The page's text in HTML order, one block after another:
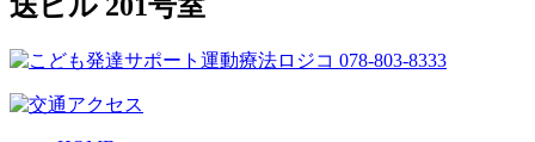
送ビル 201号室